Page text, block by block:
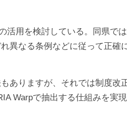
用を検討している。同県で
異なる条例などに従って正
ありますが、それでは制度
Warpで抽出する仕組みを